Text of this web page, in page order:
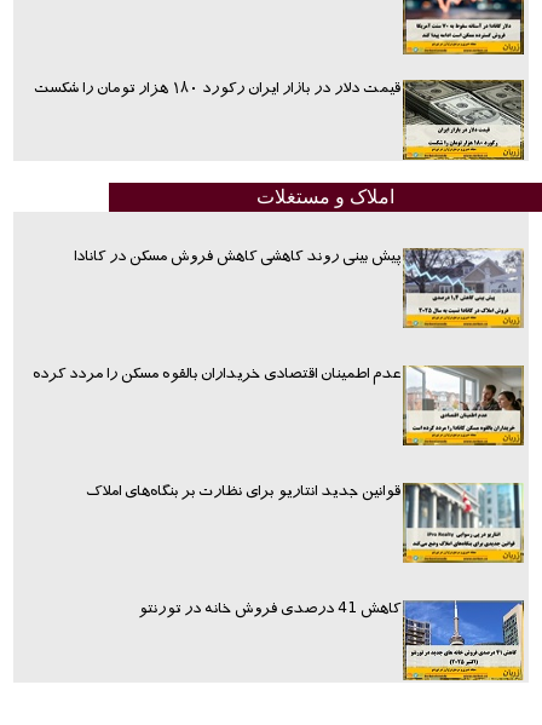
قیمت دلار در بازار ایران رکورد ۱۸۰ هزار تومان را شکست
املاک و مستغلات
پیش بینی روند کاهشی کاهش فروش مسکن در کانادا
عدم اطمینان اقتصادی خریداران بالقوه مسکن را مردد کرده
قوانین جدید انتاریو برای نظارت بر بنگاه‌های املاک
کاهش 41 درصدی فروش خانه در تورنتو